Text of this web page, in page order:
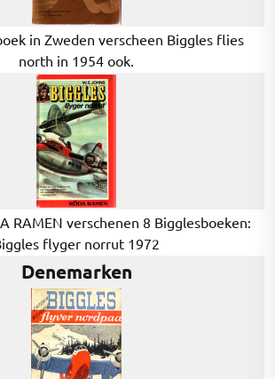
in Zweden verscheen Biggles flies
north in 1954 ook.
RAMEN verschenen 8 Bigglesboeken:
flyger norrut 1972
Denemarken